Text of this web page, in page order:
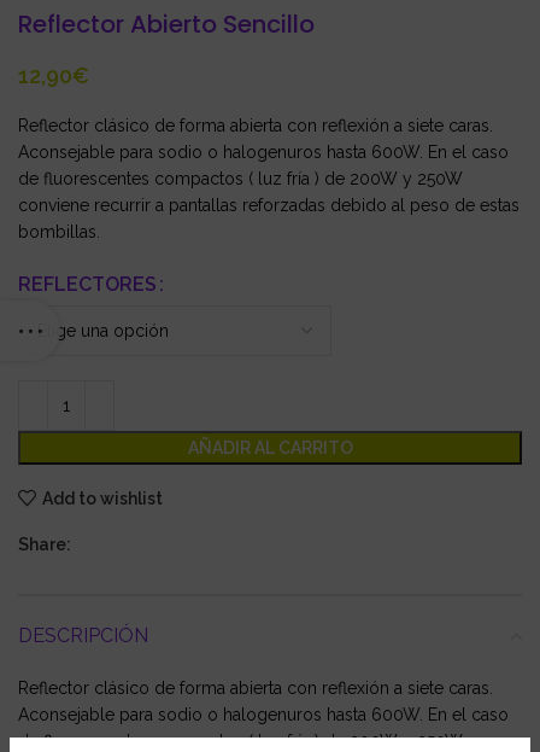
Reflector Abierto Sencillo
€
Reflector clásico de forma abierta con reflexión a siete caras.
Aconsejable para sodio o halogenuros hasta 600W. En el caso
de fluorescentes compactos ( luz fría ) de 200W y 250W
conviene recurrir a pantallas reforzadas debido al peso de estas
bombillas.
REFLECTORES
AÑADIR AL CARRITO
Add to wishlist
Share:
DESCRIPCIÓN
Reflector clásico de forma abierta con reflexión a siete caras.
Aconsejable para sodio o halogenuros hasta 600W. En el caso
de fluorescentes compactos ( luz fría ) de 200W y 250W